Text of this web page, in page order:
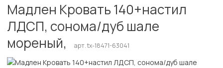
Мадлен Кровать 140+настил
ЛДСП, сонома/дуб шале
мореный,
арт. tx-18471-63041